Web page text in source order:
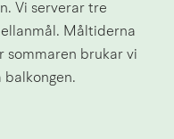
Vi serverar tre
Måltiderna
sommaren brukar vi